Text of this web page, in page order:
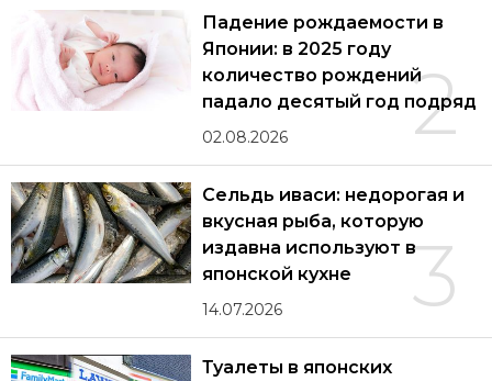
2
Падение рождаемости в
Японии: в 2025 году
количество рождений
падало десятый год подряд
02.08.2026
3
Сельдь иваси: недорогая и
вкусная рыба, которую
издавна используют в
японской кухне
14.07.2026
Туалеты в японских